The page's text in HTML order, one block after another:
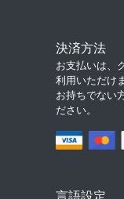
決済方法
お支払いは、
利用いただけ
お持ちでない
ださい。
言語設定